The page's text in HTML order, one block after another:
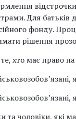
Для батьків
фонду.
рішення
хто має право на
та чоловіки, які